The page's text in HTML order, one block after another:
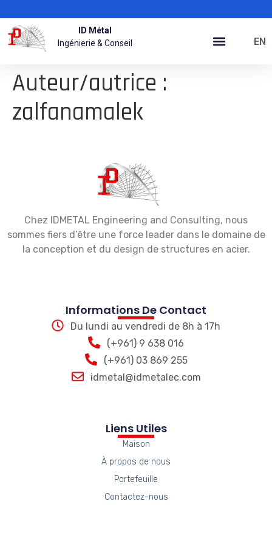
ID Métal
Ingénierie & Conseil
EN
Auteur/autrice :
zalfanamalek
Chez IDMETAL Engineering and Consulting, nous
sommes fiers d’être une force leader dans le domaine de
la conception et du design de structures en acier.
Informations De Contact
Du lundi au vendredi de 8h à 17h
(+961) 9 638 016
(+961) 03 869 255
idmetal@idmetalec.com
Liens Utiles
Maison
À propos de nous
Portefeuille
Contactez-nous